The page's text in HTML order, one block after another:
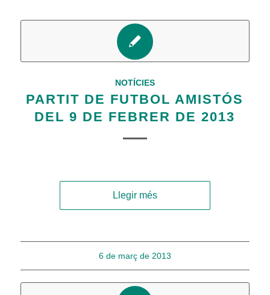
NOTÍCIES
PARTIT DE FUTBOL AMISTÓS
DEL 9 DE FEBRER DE 2013
Llegir més
6 de març de 2013